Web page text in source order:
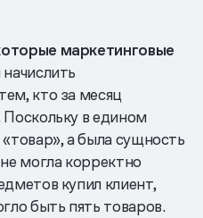
маркетинговые
кто за месяц
в едином
а была сущность
могла корректно
купил клиент,
быть пять товаров.